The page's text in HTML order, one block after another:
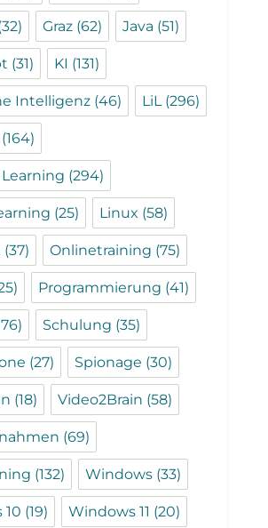
Graz (62) Java (51)
(31) KI (131)
Intelligenz (46) LiL(296)
(164)
(294)
(25) Linux (58)
(37) Onlinetraining (75)
Programmierung (41)
Schulung (35)
(27) Spionage (30)
(18) Video2Brain (58)
(69)
(132) Windows (33)
10 (19) Windows 11 (20)